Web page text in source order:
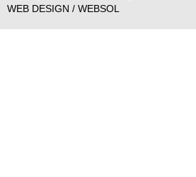
WEB DESIGN / WEBSOL